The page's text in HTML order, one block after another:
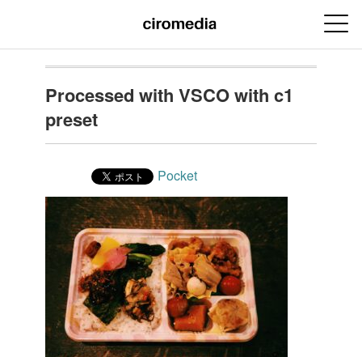
Processed with VSCO with c1
preset
Pocket